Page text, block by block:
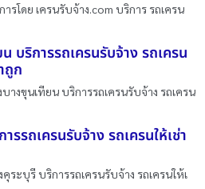
รโดย เครนรับจ้าง.com บริการ รถเครน
บริการรถเครนรับจ้าง รถเครน
ถูก
างขุนเทียน บริการรถเครนรับจ้าง รถเครน
รรถเครนรับจ้าง รถเครนให้เช่า
ระบุรี บริการรถเครนรับจ้าง รถเครนให้เ